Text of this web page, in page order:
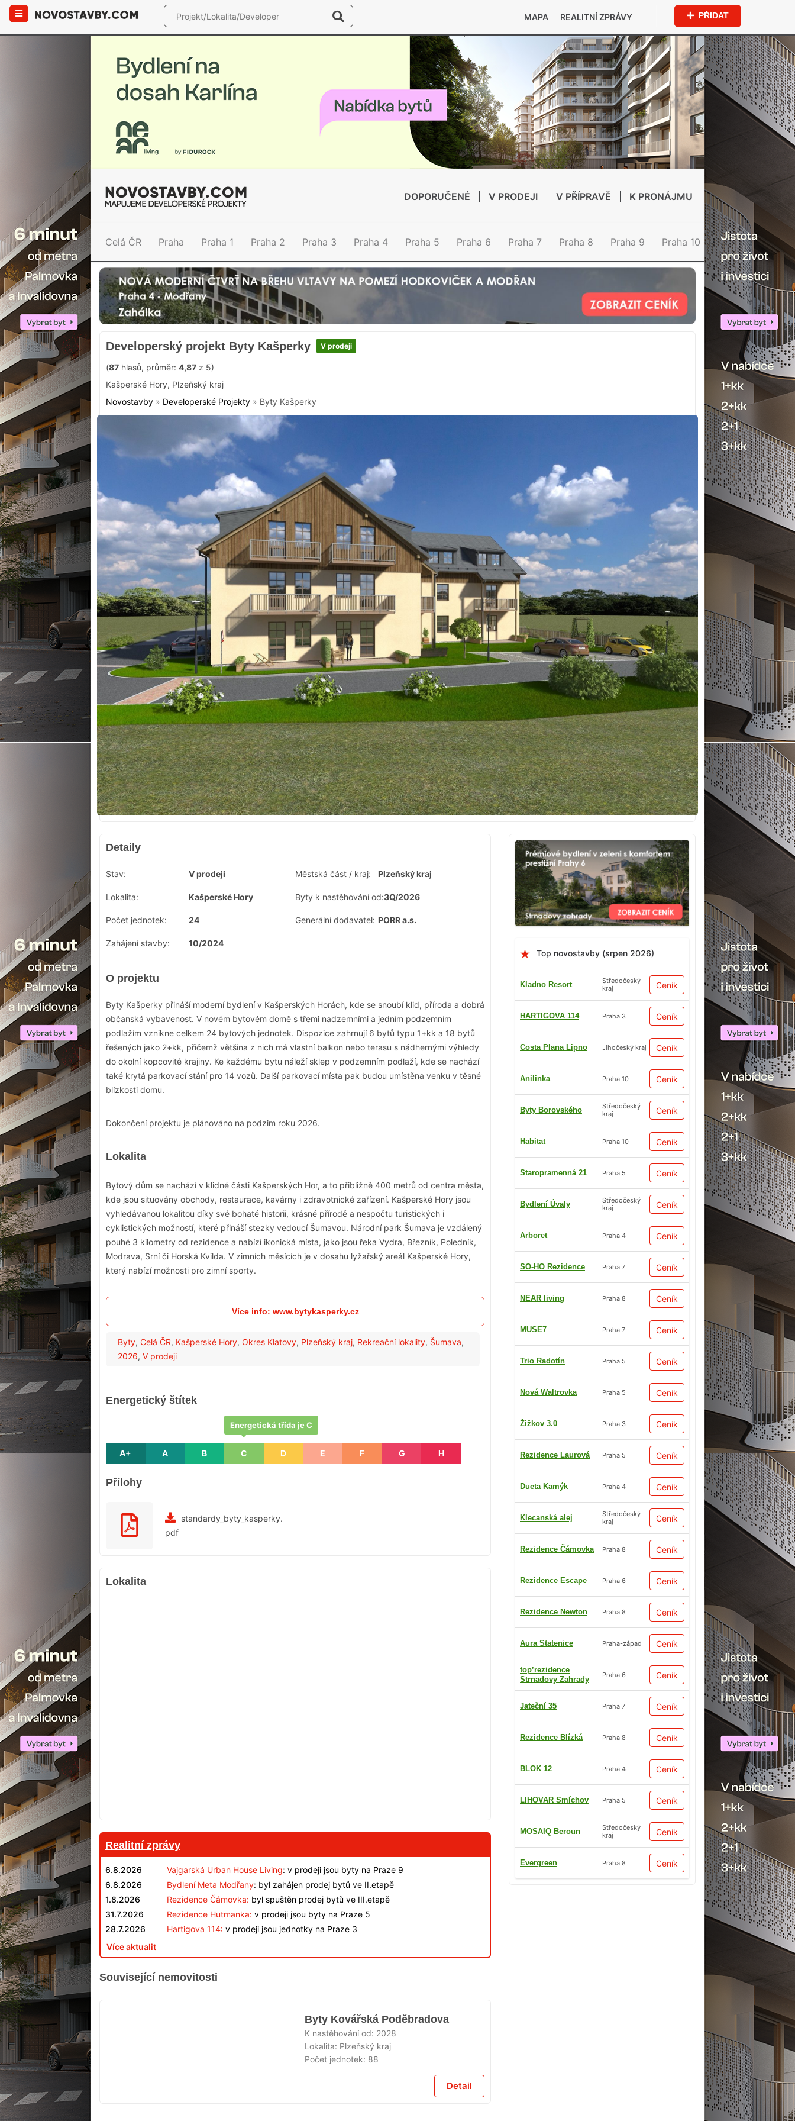
MAPA REALITNÍ ZPRÁVY PŘIDAT
DOPORUČENÉ V PRODEJI V PŘÍPRAVĚ K PRONÁJMU
Celá ČR Praha Praha 1 Praha 2 Praha 3 Praha 4 Praha 5 Praha 6 Praha 7 Praha 8 Praha 9 Praha 10
Developerský projekt Byty Kašperky V prodeji
(87 hlasů, průměr: 4,87 z 5)
Kašperské Hory, Plzeňský kraj
Novostavby » Developerské Projekty » Byty Kašperky
Top novostavby (srpen 2026)
Kladno Resort
Středočeský
kraj
Ceník
HARTIGOVA 114 Praha 3 Ceník
Costa Plana Lipno Jihočeský kraj Ceník
Anilinka Praha 10 Ceník
Byty Borovského
Středočeský
kraj
Ceník
Habitat Praha 10 Ceník
Staropramenná 21 Praha 5 Ceník
Bydlení Úvaly
Středočeský
kraj
Ceník
Arboret Praha 4 Ceník
SO-HO Rezidence Praha 7 Ceník
NEAR living Praha 8 Ceník
MUSE7 Praha 7 Ceník
Trio Radotín Praha 5 Ceník
Nová Waltrovka Praha 5 Ceník
Žižkov 3.0 Praha 3 Ceník
Rezidence Laurová Praha 5 Ceník
Dueta Kamýk Praha 4 Ceník
Klecanská alej
Středočeský
kraj
Ceník
Rezidence Čámovka Praha 8 Ceník
Rezidence Escape Praha 6 Ceník
Rezidence Newton Praha 8 Ceník
Aura Statenice Praha-západ Ceník
top’rezidence
Strnadovy Zahrady
Praha 6 Ceník
Jateční 35 Praha 7 Ceník
Rezidence Blízká Praha 8 Ceník
BLOK 12 Praha 4 Ceník
LIHOVAR Smíchov Praha 5 Ceník
MOSAIQ Beroun
Středočeský
kraj
Ceník
Evergreen Praha 8 Ceník
Detaily
Stav: V prodeji Městská část / kraj: Plzeňský kraj
Lokalita: Kašperské Hory Byty k nastěhování od:3Q/2026
Počet jednotek: 24 Generální dodavatel: PORR a.s.
Zahájení stavby: 10/2024
O projektu
Byty Kašperky přináší moderní bydlení v Kašperských Horách, kde se snoubí klid, příroda a dobrá
občanská vybavenost. V novém bytovém domě s třemi nadzemními a jedním podzemním
podlažím vznikne celkem 24 bytových jednotek. Dispozice zahrnují 6 bytů typu 1+kk a 18 bytů
řešených jako 2+kk, přičemž většina z nich má vlastní balkon nebo terasu s nádhernými výhledy
do okolní kopcovité krajiny. Ke každému bytu náleží sklep v podzemním podlaží, kde se nachází
také krytá parkovací stání pro 14 vozů. Další parkovací místa pak budou umístěna venku v těsné
blízkosti domu.
Dokončení projektu je plánováno na podzim roku 2026.
Lokalita
Bytový dům se nachází v klidné části Kašperských Hor, a to přibližně 400 metrů od centra města,
kde jsou situovány obchody, restaurace, kavárny i zdravotnické zařízení. Kašperské Hory jsou
vyhledávanou lokalitou díky své bohaté historii, krásné přírodě a nespočtu turistických i
cyklistických možností, které přináší stezky vedoucí Šumavou. Národní park Šumava je vzdálený
pouhé 3 kilometry od rezidence a nabízí ikonická místa, jako jsou řeka Vydra, Březník, Poledník,
Modrava, Srní či Horská Kvilda. V zimních měsících je v dosahu lyžařský areál Kašperské Hory,
který nabízí možnosti pro zimní sporty.
Více info: www.bytykasperky.cz
Byty, Celá ČR, Kašperské Hory, Okres Klatovy, Plzeňský kraj, Rekreační lokality, Šumava,
2026, V prodeji
Energetický štítek
A+ A B C
Energetická třída je C
D E F G H
Přílohy
standardy_byty_kasperky.
pdf
Lokalita
Realitní zprávy
6.8.2026 Vajgarská Urban House Living: v prodeji jsou byty na Praze 9
6.8.2026
Bydlení Meta Modřany: byl zahájen prodej bytů ve II.etapě
1.8.2026
Rezidence Čámovka: byl spuštěn prodej bytů ve III.etapě
31.7.2026
Rezidence Hutmanka: v prodeji jsou byty na Praze 5
28.7.2026
Hartigova 114: v prodeji jsou jednotky na Praze 3
Více aktualit
Související nemovitosti
Byty Kovářská Poděbradova
K nastěhování od: 2028
Lokalita: Plzeňský kraj
Počet jednotek: 88
Detail